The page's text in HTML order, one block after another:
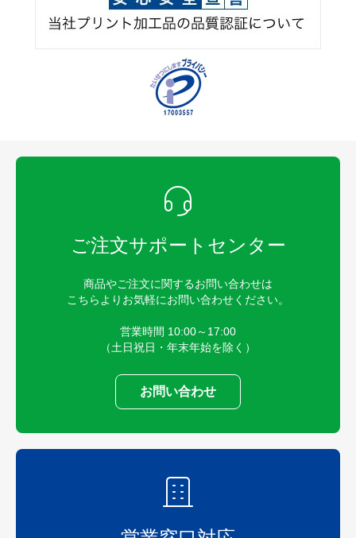
ご注文サポートセンター
商品やご注文に関するお問い合わせは
こちらよりお気軽にお問い合わせください。
営業時間 10:00～17:00
（土日祝日・年末年始を除く）
お問い合わせ